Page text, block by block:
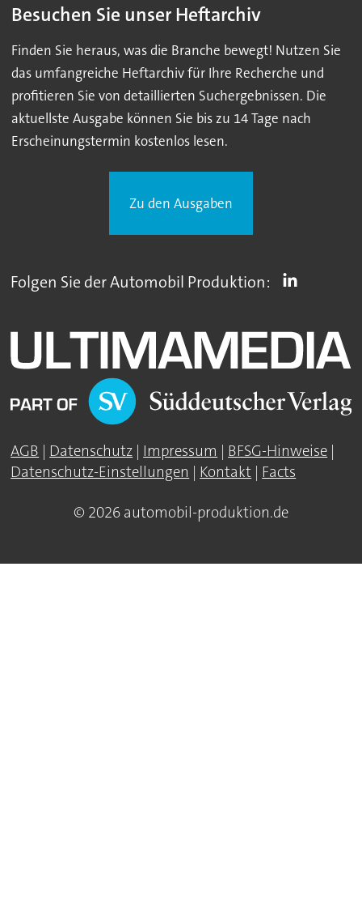
Besuchen Sie unser Heftarchiv
Finden Sie heraus, was die Branche bewegt! Nutzen Sie
das umfangreiche Heftarchiv für Ihre Recherche und
profitieren Sie von detaillierten Suchergebnissen. Die
aktuellste Ausgabe können Sie bis zu 14 Tage nach
Erscheinungstermin kostenlos lesen.
Zu den Ausgaben
Folgen Sie der Automobil Produktion:
AGB | Datenschutz | Impressum | BFSG-Hinweise |
Datenschutz-Einstellungen | Kontakt | Facts
© 2026 automobil-produktion.de